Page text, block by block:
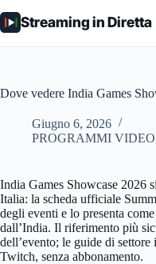
al
contenuto
Streaming in Diretta
Dove vedere India Games
Giugno 6, 2026
PROGRAMMI VIDEO
India Games Showcase 2026
Italia: la scheda ufficiale
degli eventi e lo presenta
dall’India. Il riferimento più
dell’evento; le guide di
Twitch, senza abbonamento.